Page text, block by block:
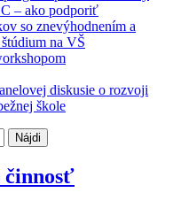
– ako podporiť
so znevýhodnením a
na VŠ
diskusie o rozvoji
škole
činnosť